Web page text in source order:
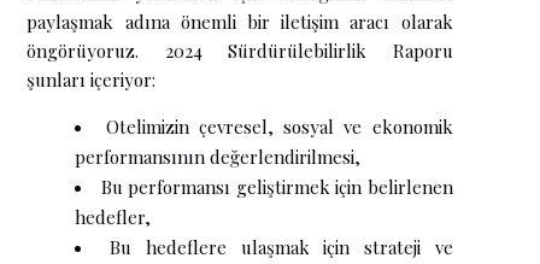
paylaşmak adına önemli bir iletişim aracı olarak
öngörüyoruz. 2024 Sürdürülebilirlik Raporu
şunları içeriyor:
Otelimizin çevresel, sosyal ve ekonomik
performansının değerlendirilmesi,
Bu performansı geliştirmek için belirlenen
hedefler,
Bu hedeflere ulaşmak için strateji ve